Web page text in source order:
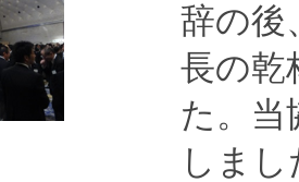
辞の後
長の乾
た。当
しまし